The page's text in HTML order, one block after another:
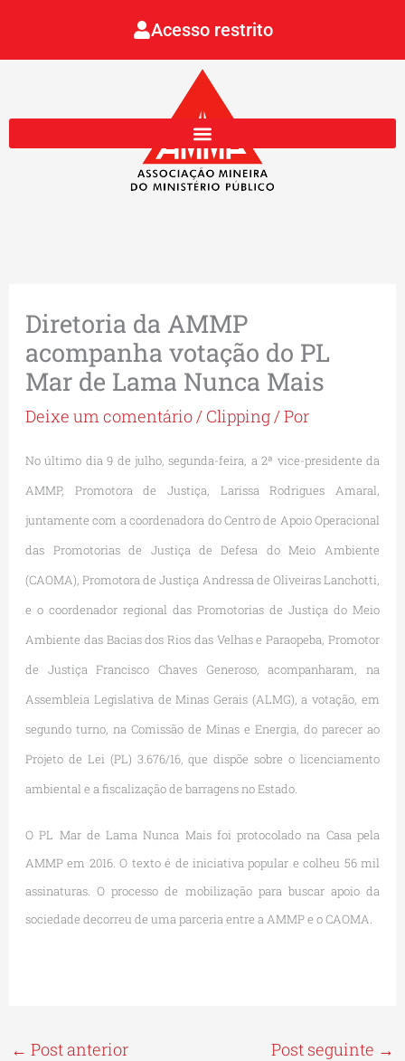
Acesso restrito
Diretoria da AMMP
acompanha votação do PL
Mar de Lama Nunca Mais
Deixe um comentário/ Clipping/ Por
No último dia 9 de julho, segunda-feira, a 2ª vice-presidente da
AMMP, Promotora de Justiça, Larissa Rodrigues Amaral,
juntamente com a coordenadora do Centro de Apoio Operacional
das Promotorias de Justiça de Defesa do Meio Ambiente
(CAOMA), Promotora de Justiça Andressa de Oliveiras Lanchotti,
e o coordenador regional das Promotorias de Justiça do Meio
Ambiente das Bacias dos Rios das Velhas e Paraopeba, Promotor
de Justiça Francisco Chaves Generoso, acompanharam, na
Assembleia Legislativa de Minas Gerais (ALMG), a votação, em
segundo turno, na Comissão de Minas e Energia, do parecer ao
Projeto de Lei (PL) 3.676/16, que dispõe sobre o licenciamento
ambiental e a fiscalização de barragens no Estado.
O PL Mar de Lama Nunca Mais foi protocolado na Casa pela
AMMP em 2016. O texto é de iniciativa popular e colheu 56 mil
assinaturas. O processo de mobilização para buscar apoio da
sociedade decorreu de uma parceria entre a AMMP e o CAOMA.
← Post anterior Post seguinte →